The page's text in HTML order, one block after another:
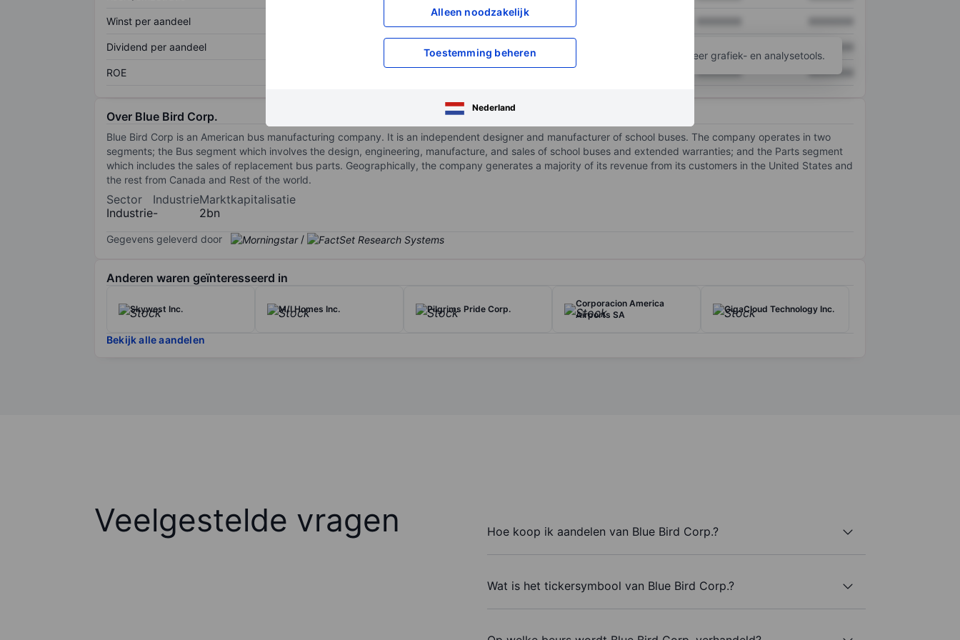
Alleen noodzakelijk
Toestemming beheren
Nederland
Winst per aandeel
Dividend per aandeel XXXXXXX
ROE XXXXXXX XXXXXXX
Open een rekening om toegang te krijgen tot meer grafiek- en analysetools.
Over Blue Bird Corp.
Blue Bird Corp is an American bus manufacturing company. It is an independent designer and manufacturer of school buses. The company operates in two
segments; the Bus segment which involves the design, engineering, manufacture, and sales of school buses and extended warranties; and the Parts segment
which includes the sales of replacement bus parts. Geographically, the company generates a majority of its revenue from its customers in the United States and
the rest from Canada and Rest of the world.
Sector
Industrie
Industrie
-
Marktkapitalisatie
2bn
Gegevens geleverd door /
Anderen waren geïnteresseerd in
Skywest Inc. M/I Homes Inc. Pilgrims Pride Corp.
Corporacion America
Airports SA
GigaCloud Technology Inc.
Bekijk alle aandelen
Veelgestelde vragen Hoe koop ik aandelen van Blue Bird Corp.?
Wat is het tickersymbool van Blue Bird Corp.?